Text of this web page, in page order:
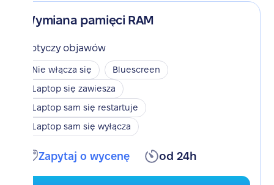
Wymiana pamięci RAM
Dotyczy objawów
Nie włącza się
Bluescreen
Laptop się zawiesza
Laptop sam się restartuje
Laptop sam się wyłącza
Zapytaj o wycenę od 24h